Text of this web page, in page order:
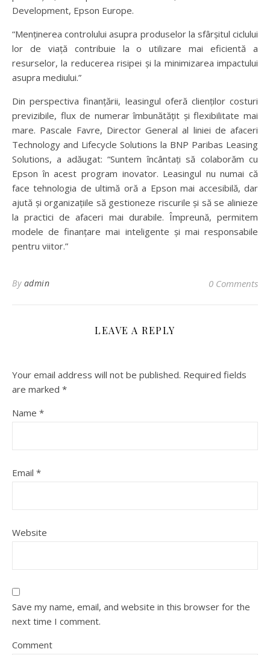
Development, Epson Europe.
“Menținerea controlului asupra produselor la sfârșitul ciclului
lor de viață contribuie la o utilizare mai eficientă a
resurselor, la reducerea risipei și la minimizarea impactului
asupra mediului.”
Din perspectiva finanțării, leasingul oferă clienților costuri
previzibile, flux de numerar îmbunătățit și flexibilitate mai
mare. Pascale Favre, Director General al liniei de afaceri
Technology and Lifecycle Solutions la BNP Paribas Leasing
Solutions, a adăugat: “Suntem încântați să colaborăm cu
Epson în acest program inovator. Leasingul nu numai că
face tehnologia de ultimă oră a Epson mai accesibilă, dar
ajută și organizațiile să gestioneze riscurile și să se alinieze
la practici de afaceri mai durabile. Împreună, permitem
modele de finanțare mai inteligente și mai responsabile
pentru viitor.”
By admin 0 Comments
LEAVE A REPLY
Your email address will not be published. Required fields
are marked *
Name *
Email *
Website
Save my name, email, and website in this browser for the
next time I comment.
Comment